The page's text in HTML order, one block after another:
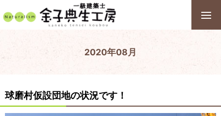
2020年08月
球磨村仮設団地の状況です！